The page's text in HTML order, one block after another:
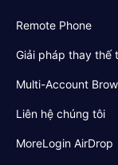
Remote Phone
Giải pháp thay thế
Multi-Account
Liên hệ chúng tôi
MoreLogin AirDrop